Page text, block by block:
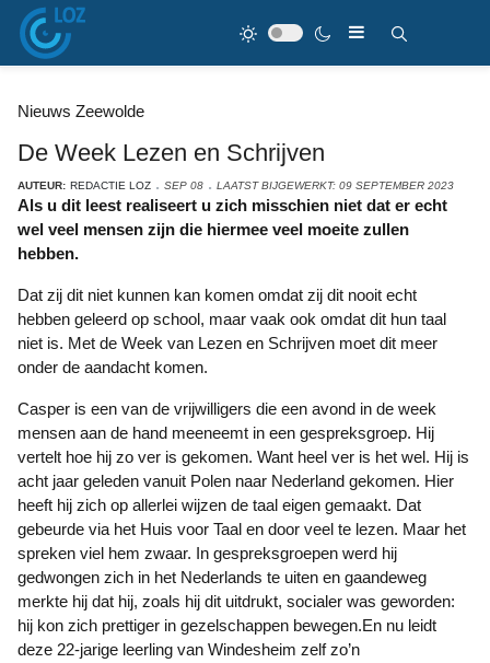
Nieuws Zeewolde
De Week Lezen en Schrijven
AUTEUR: REDACTIE LOZ SEP 08 LAATST BIJGEWERKT: 09 SEPTEMBER 2023
Als u dit leest realiseert u zich misschien niet dat er echt
wel veel mensen zijn die hiermee veel moeite zullen
hebben.
Dat zij dit niet kunnen kan komen omdat zij dit nooit echt
hebben geleerd op school, maar vaak ook omdat dit hun taal
niet is. Met de Week van Lezen en Schrijven moet dit meer
onder de aandacht komen.
Casper is een van de vrijwilligers die een avond in de week
mensen aan de hand meeneemt in een gespreksgroep. Hij
vertelt hoe hij zo ver is gekomen. Want heel ver is het wel. Hij is
acht jaar geleden vanuit Polen naar Nederland gekomen. Hier
heeft hij zich op allerlei wijzen de taal eigen gemaakt. Dat
gebeurde via het Huis voor Taal en door veel te lezen. Maar het
spreken viel hem zwaar. In gespreksgroepen werd hij
gedwongen zich in het Nederlands te uiten en gaandeweg
merkte hij dat hij, zoals hij dit uitdrukt, socialer was geworden:
hij kon zich prettiger in gezelschappen bewegen.En nu leidt
deze 22-jarige leerling van Windesheim zelf zo’n